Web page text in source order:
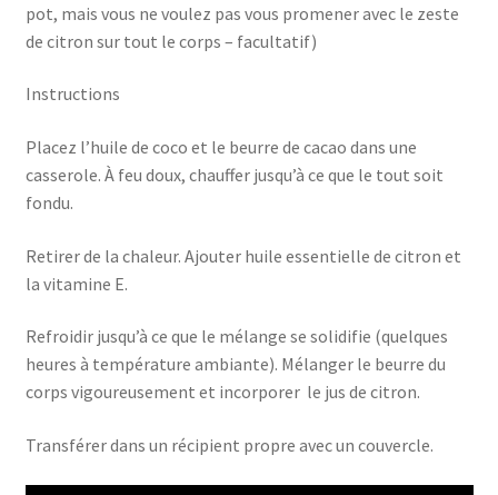
pot, mais vous ne voulez pas vous promener avec le zeste
de citron sur tout le corps – facultatif)
Instructions
Placez l’huile de coco et le beurre de cacao dans une
casserole. À feu doux, chauffer jusqu’à ce que le tout soit
fondu.
Retirer de la chaleur. Ajouter huile essentielle de citron et
la vitamine E.
Refroidir jusqu’à ce que le mélange se solidifie (quelques
heures à température ambiante). Mélanger le beurre du
corps vigoureusement et incorporer le jus de citron.
Transférer dans un récipient propre avec un couvercle.